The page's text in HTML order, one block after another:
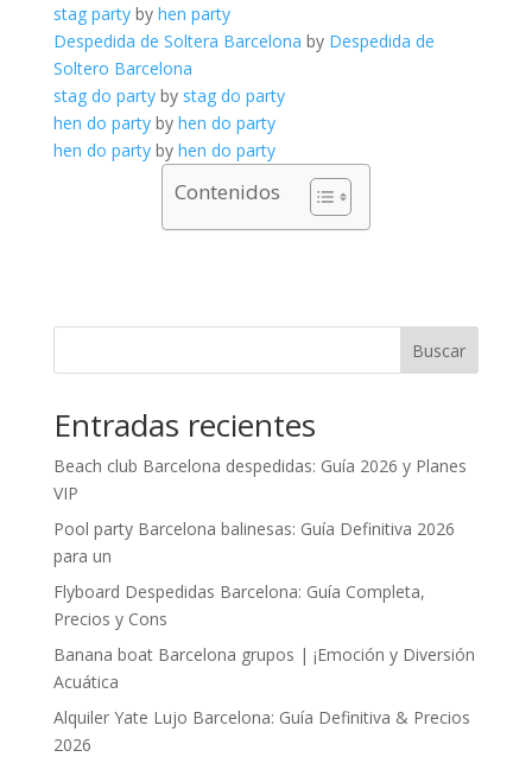
stag partyby hen party
Despedida de Soltera Barcelona by Despedida de
Soltero Barcelona
stag do partyby stag do party
hen do partyby hen do party
hen do partyby hen do party
Contenidos
Buscar
Entradas recientes
Beach club Barcelona despedidas: Guía 2026 y Planes
VIP
Pool party Barcelona balinesas: Guía Definitiva 2026
para un
Flyboard Despedidas Barcelona: Guía Completa,
Precios y Cons
Banana boat Barcelona grupos | ¡Emoción y Diversión
Acuática
Alquiler Yate Lujo Barcelona: Guía Definitiva & Precios
2026